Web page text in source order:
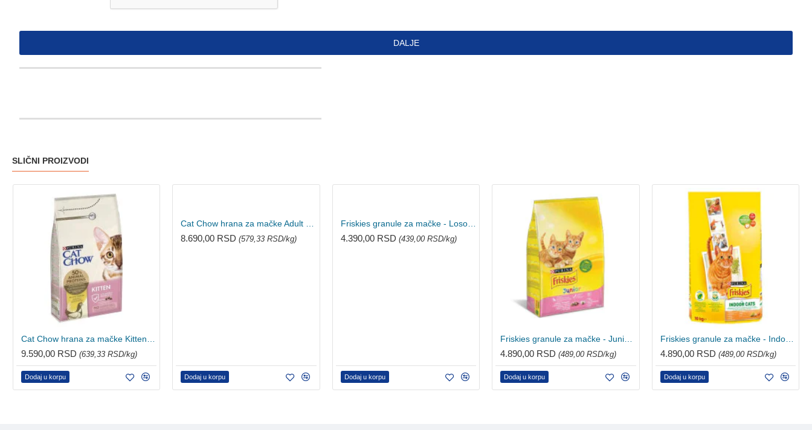
DALJE
SLIČNI PROIZVODI
9.590,00 RSD (639,33 RSD/kg)
Dodaj u korpu
Cat Chow hrana za mačke Adult Piletina 15kg
8.690,00 RSD(579,33 RSD/kg)
Dodaj u korpu
Friskies granule za mačke - Losos 10kg
4.390,00 RSD (439,00 RSD/kg)
Dodaj u korpu
4.890,00 RSD(489,00 RSD/kg)
Dodaj u korpu
Friskies granule za mačke - Indoor 10kg
4.890,00 RSD (489,00 RSD/kg)
Dodaj u korpu